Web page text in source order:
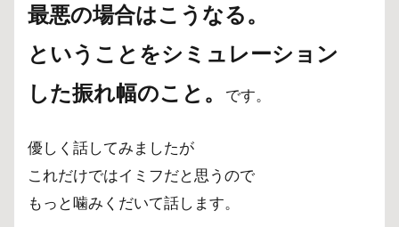
最悪の場合はこうなる。
ということをシミュレーション
した振れ幅のこと。
です。
優しく話してみましたが
これだけではイミフだと思うので
もっと噛みくだいて話します。